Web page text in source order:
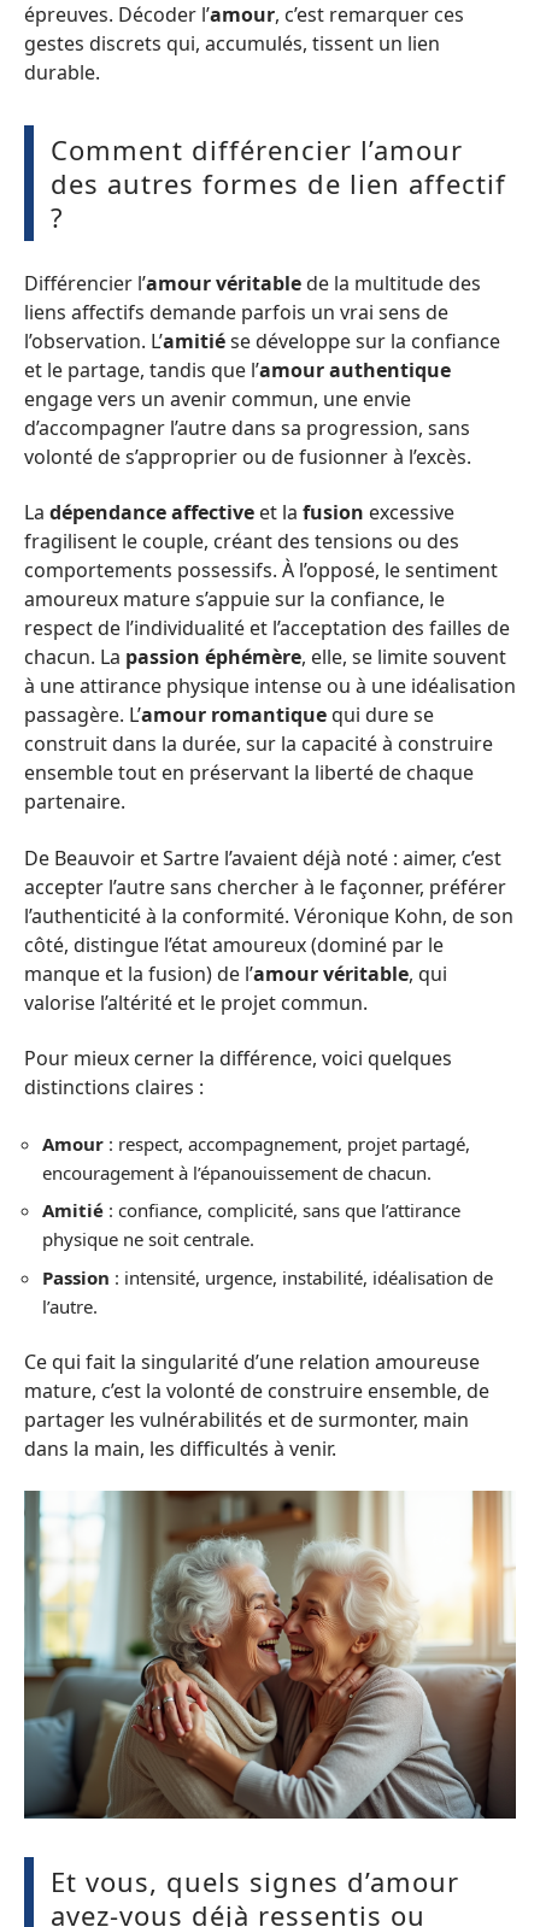
épreuves. Décoder l’amour, c’est remarquer ces
gestes discrets qui, accumulés, tissent un lien
durable.
Comment différencier l’amour
des autres formes de lien affectif
?
Différencier l’amour véritablede la multitude des
liens affectifs demande parfois un vrai sens de
l’observation. L’amitiése développe sur la confiance
et le partage, tandis que l’amour authentique
engage vers un avenir commun, une envie
d’accompagner l’autre dans sa progression, sans
volonté de s’approprier ou de fusionner à l’excès.
La dépendance affective et la fusion excessive
fragilisent le couple, créant des tensions ou des
comportements possessifs. À l’opposé, le sentiment
amoureux mature s’appuie sur la confiance, le
respect de l’individualité et l’acceptation des failles de
chacun. La passion éphémère, elle, se limite souvent
à une attirance physique intense ou à une idéalisation
passagère. L’amour romantiquequi dure se
construit dans la durée, sur la capacité à construire
ensemble tout en préservant la liberté de chaque
partenaire.
De Beauvoir et Sartre l’avaient déjà noté : aimer, c’est
accepter l’autre sans chercher à le façonner, préférer
l’authenticité à la conformité. Véronique Kohn, de son
côté, distingue l’état amoureux (dominé par le
manque et la fusion) de l’amour véritable, qui
valorise l’altérité et le projet commun.
Pour mieux cerner la différence, voici quelques
distinctions claires :
Amour : respect, accompagnement, projet partagé,
encouragement à l’épanouissement de chacun.
Amitié : confiance, complicité, sans que l’attirance
physique ne soit centrale.
Passion : intensité, urgence, instabilité, idéalisation de
l’autre.
Ce qui fait la singularité d’une relation amoureuse
mature, c’est la volonté de construire ensemble, de
partager les vulnérabilités et de surmonter, main
dans la main, les difficultés à venir.
Et vous, quels signes d’amour
avez-vous déjà ressentis ou